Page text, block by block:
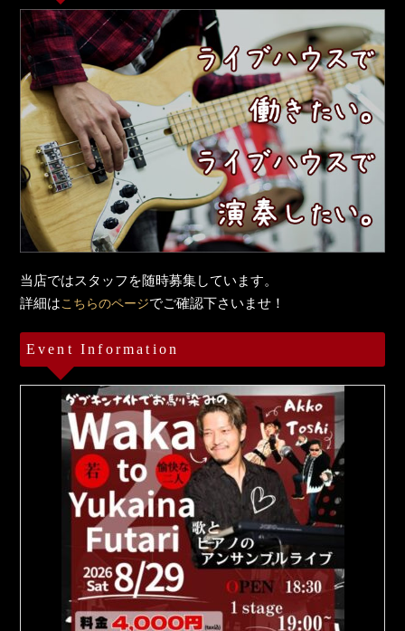
当店ではスタッフを随時募集しています。
詳細はこちらのページでご確認下さいませ！
Event Information